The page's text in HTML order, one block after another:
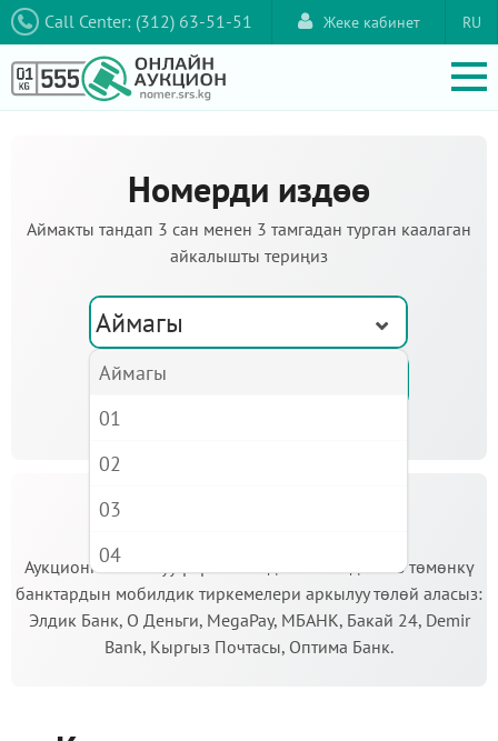
Call Center: (312) 63-51-51 RU
Жеке кабинет
Номерди издөө
Аймакты тандап 3 сан менен 3 тамгадан турган каалаган
айкалышты териңиз
Аймагы
Аукционго катышуу үчүн кепилдик салымды Сиз төмөнкү
банктардын мобилдик тиркемелери аркылуу төлөй аласыз:
Элдик Банк, О Деньги, MegaPay, МБАНК, Бакай 24, Demir
Bank, Кыргыз Почтасы, Оптима Банк.
Аймагы
01
02
03
04
05
06